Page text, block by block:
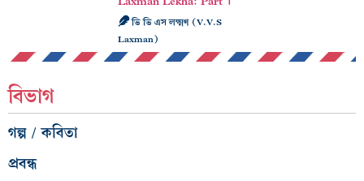
ভি ভি এস লক্ষ্মণ (V.V.S
Laxman)
বিভাগ
গল্প / কবিতা
প্রবন্ধ